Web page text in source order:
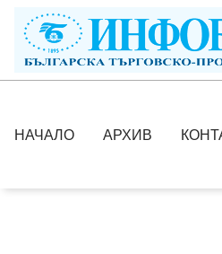
НАЧАЛО АРХИВ